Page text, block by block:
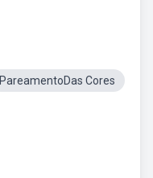
PareamentoDas Cores